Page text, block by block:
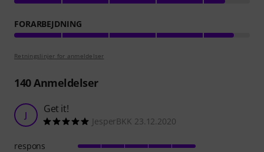
FORARBEJDNING
Retningslinjer for anmeldelser
140Anmeldelser
J Get it!
JesperBKK 23.12.2020
respons